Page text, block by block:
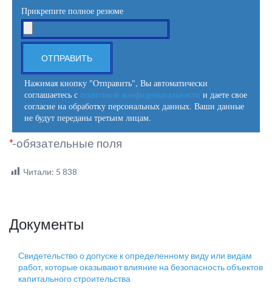
Прикрепите полное резюме
Нажимая кнопку "Отправить", Вы автоматически
соглашаетесь с политикой конфиденциальности и даете свое
согласие на обработку персональных данных. Ваши данные
не будут переданы третьим лицам.
*-обязательные поля
Читали: 5 838
Документы
Свидетельство о допуске к определенному виду или видам
работ, которые оказывают влияние на безопасность объектов
капитального строительства